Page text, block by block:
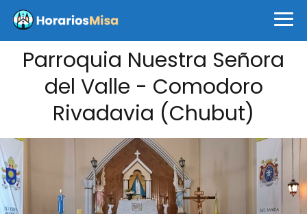
Parroquia Nuestra Señora
del Valle - Comodoro
Rivadavia (Chubut)